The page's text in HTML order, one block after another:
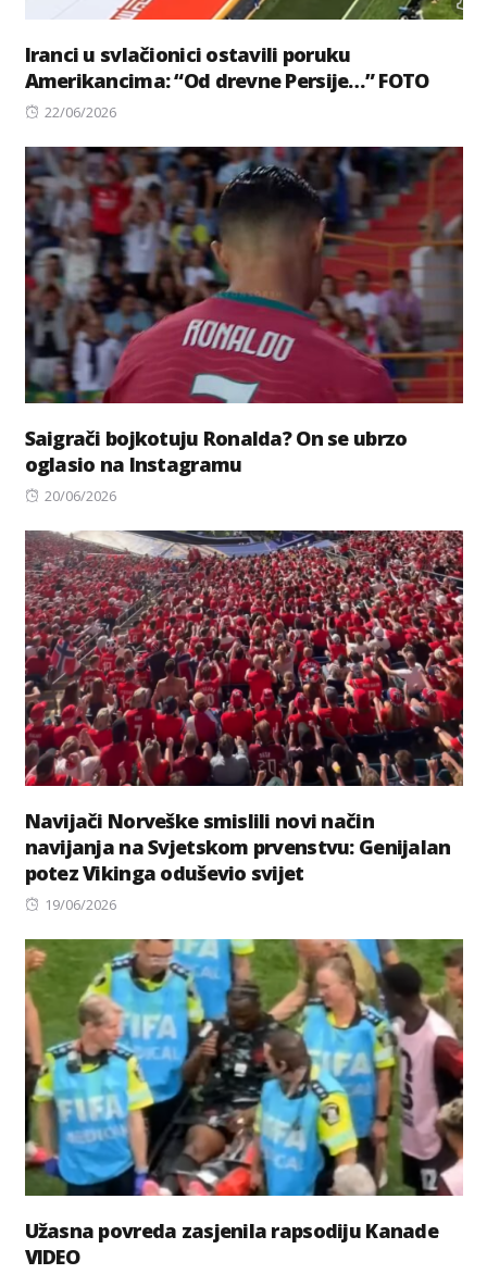
Iranci u svlačionici ostavili poruku
Amerikancima: “Od drevne Persije…” FOTO
Posted
22/06/2026
Saigrači bojkotuju Ronalda? On se ubrzo
oglasio na Instagramu
Posted
20/06/2026
Navijači Norveške smislili novi način
navijanja na Svjetskom prvenstvu: Genijalan
potez Vikinga oduševio svijet
Posted
19/06/2026
Užasna povreda zasjenila rapsodiju Kanade
VIDEO